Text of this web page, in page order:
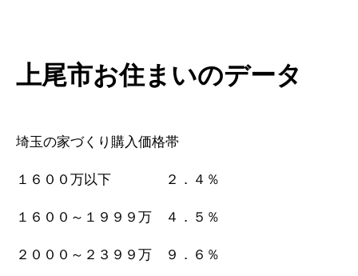
上尾市お住まいのデータ
埼玉の家づくり購入価格帯
１６００万以下 ２．４％
１６００～１９９９万 ４．５％
２０００～２３９９万 ９．６％